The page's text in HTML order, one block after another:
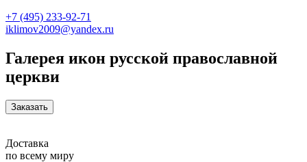
+7 (495) 233-92-71
iklimov2009@yandex.ru
Галерея икон русской православной
церкви
Заказать
Доставка
по всему миру